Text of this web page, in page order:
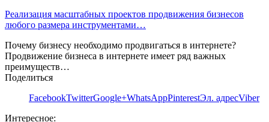
Реализация масштабных проектов продвижения бизнесов
любого размера инструментами…
Почему бизнесу необходимо продвигаться в интернете?
Продвижение бизнеса в интернете имеет ряд важных
преимуществ…
Поделиться
FacebookTwitterGoogle+WhatsAppPinterestЭл. адресViber
Интересное: